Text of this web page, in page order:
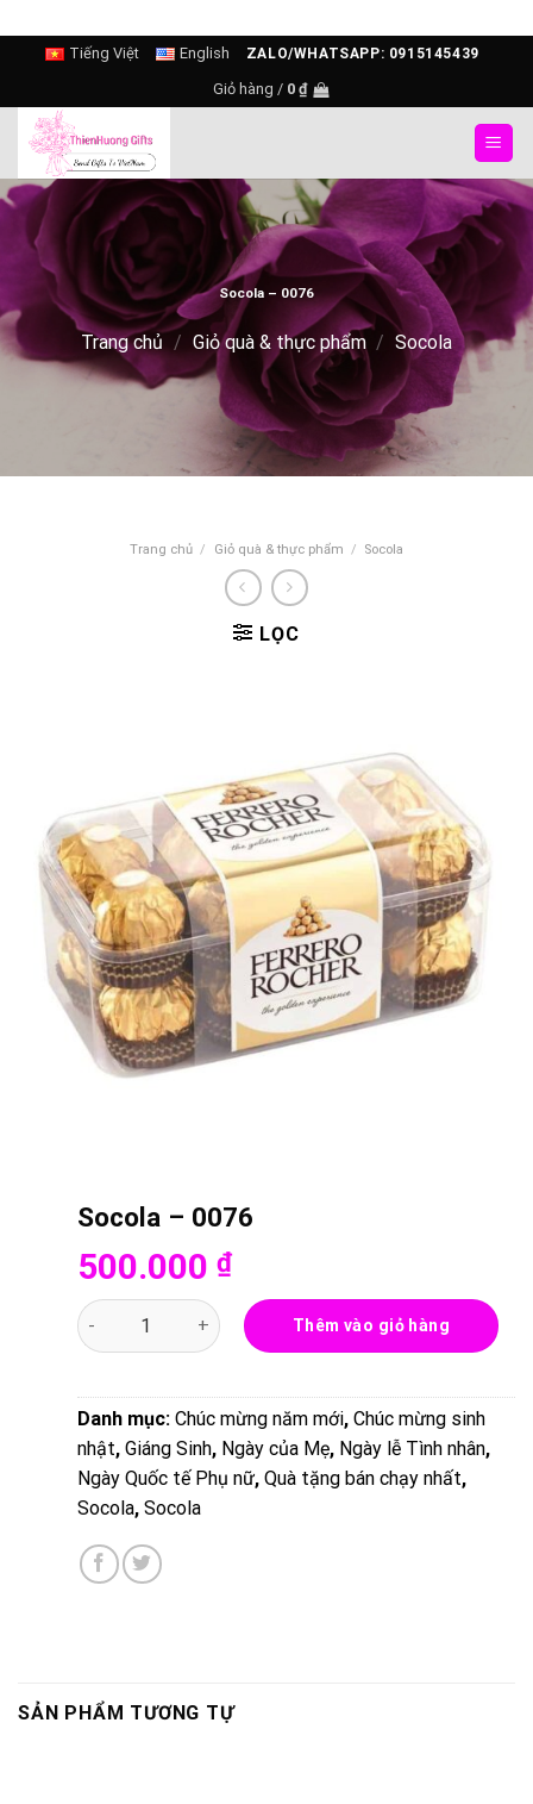
content
Tiếng Việt English ZALO/WHATSAPP: 0915145439
Giỏ hàng / 0 ₫
Socola – 0076
Trang chủ / Giỏ quà & thực phẩm / Socola
Trang chủ / Giỏ quà & thực phẩm / Socola
LỌC
Socola – 0076
500.000 ₫
Socola - 0076 số lượng
Thêm vào giỏ hàng
Danh mục: Chúc mừng năm mới, Chúc mừng sinh
nhật, Giáng Sinh, Ngày của Mẹ, Ngày lễ Tình nhân,
Ngày Quốc tế Phụ nữ, Quà tặng bán chạy nhất,
Socola, Socola
SẢN PHẨM TƯƠNG TỰ